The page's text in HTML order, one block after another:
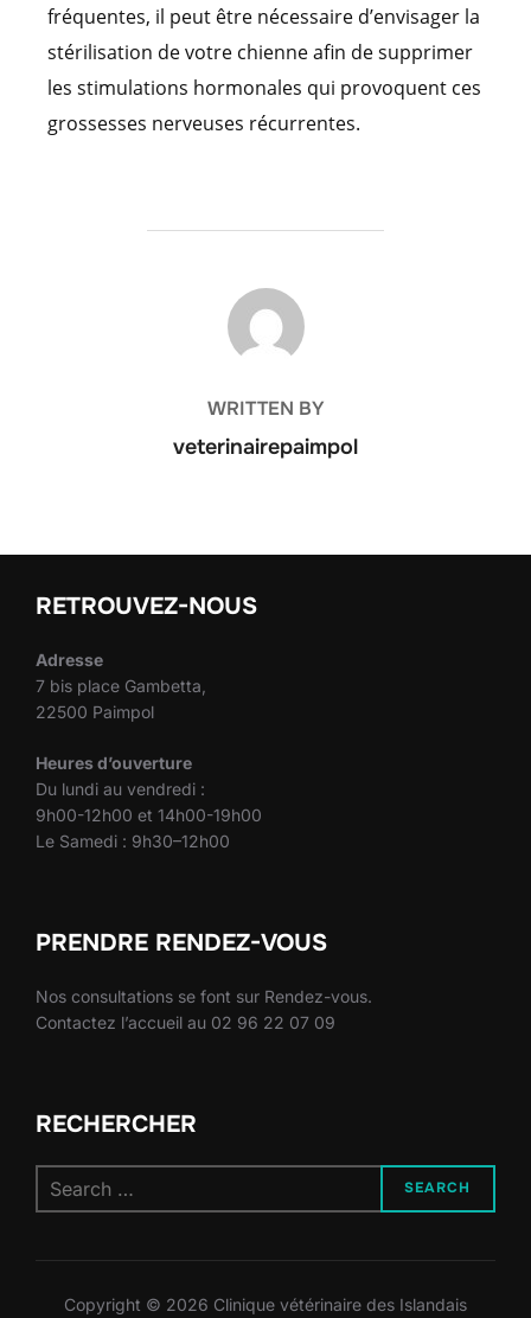
fréquentes, il peut être nécessaire d’envisager la
stérilisation de votre chienne afin de supprimer
les stimulations hormonales qui provoquent ces
grossesses nerveuses récurrentes.
POST AUTHOR
WRITTEN BY
veterinairepaimpol
RETROUVEZ-NOUS
Adresse
7 bis place Gambetta,
22500 Paimpol
Heures d’ouverture
Du lundi au vendredi :
9h00-12h00 et 14h00-19h00
Le Samedi : 9h30–12h00
PRENDRE RENDEZ-VOUS
Nos consultations se font sur Rendez-vous.
Contactez l’accueil au 02 96 22 07 09
RECHERCHER
SEARCH
Copyright © 2026 Clinique vétérinaire des Islandais